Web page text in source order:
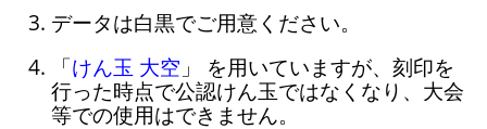
データは白黒でご用意ください。
「けん玉 大空 」 を用いていますが、刻印を
行った時点で公認けん玉ではなくなり、大会
等での使用はできません。